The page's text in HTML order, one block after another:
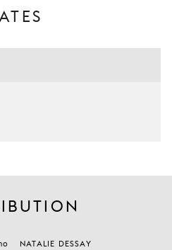
NATALIE DESSAY